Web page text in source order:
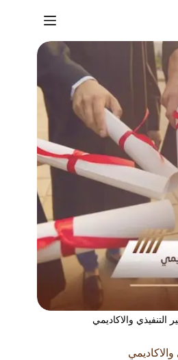
التنفيذي والاكاديمي